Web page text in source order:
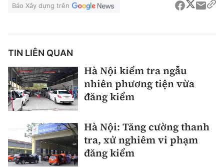
Báo Xây dựng trên
TIN LIÊN QUAN
Hà Nội kiểm tra ngẫu
nhiên phương tiện vừa
đăng kiểm
Hà Nội: Tăng cường thanh
tra, xử nghiêm vi phạm
đăng kiểm